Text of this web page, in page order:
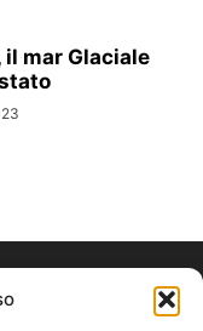
mar Glaciale